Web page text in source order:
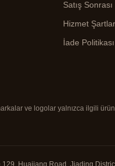
Satış Sonrası
Hizmet
İade Politikası
ve logolar yalnızca ilgili
129, Huajiang Road, Jiading